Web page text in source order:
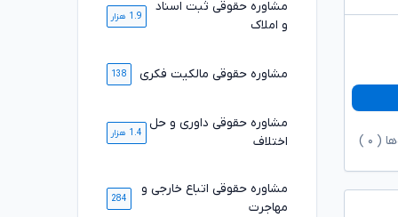
( ۰
مشاوره حقوقی ثبت اسناد
و املاک
1.9 هزار
مشاوره حقوقی مالکیت فکری 138
مشاوره حقوقی داوری و حل
اختلاف
1.4 هزار
مشاوره حقوقی اتباع خارجی و
مهاجرت
284